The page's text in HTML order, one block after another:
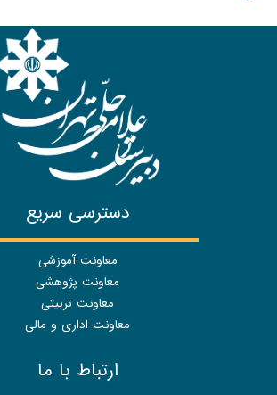
دسترسی سریع
معاونت آموزشی
معاونت پژوهشی
معاونت تربیتی
معاونت اداری و مالی
ارتباط با ما